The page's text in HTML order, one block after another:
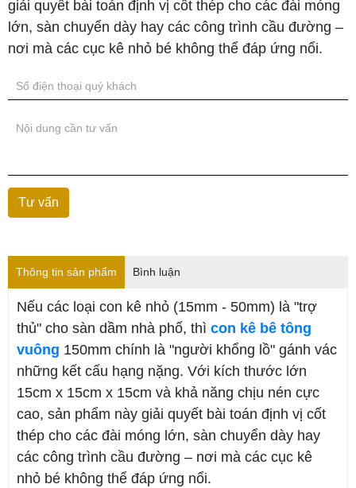
giải quyết bài toán định vị cốt thép cho các đài móng
lớn, sàn chuyển dày hay các công trình cầu đường –
nơi mà các cục kê nhỏ bé không thể đáp ứng nổi.
Thông tin sản phẩm Bình luận
Nếu các loại con kê nhỏ (15mm - 50mm) là "trợ
thủ" cho sàn dầm nhà phố, thì con kê bê tông
vuông 150mm chính là "người khổng lồ" gánh vác
những kết cấu hạng nặng. Với kích thước lớn
15cm x 15cm x 15cm và khả năng chịu nén cực
cao, sản phẩm này giải quyết bài toán định vị cốt
thép cho các đài móng lớn, sàn chuyển dày hay
các công trình cầu đường – nơi mà các cục kê
nhỏ bé không thể đáp ứng nổi.